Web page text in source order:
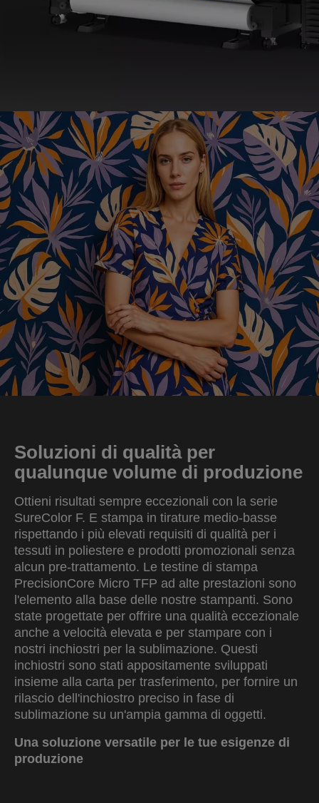
Soluzioni di qualità per
qualunque volume di produzione
Ottieni risultati sempre eccezionali con la serie
SureColor F. E stampa in tirature medio-basse
rispettando i più elevati requisiti di qualità per i
tessuti in poliestere e prodotti promozionali senza
alcun pre-trattamento. Le testine di stampa
PrecisionCore Micro TFP ad alte prestazioni sono
l'elemento alla base delle nostre stampanti. Sono
state progettate per offrire una qualità eccezionale
anche a velocità elevata e per stampare con i
nostri inchiostri per la sublimazione. Questi
inchiostri sono stati appositamente sviluppati
insieme alla carta per trasferimento, per fornire un
rilascio dell'inchiostro preciso in fase di
sublimazione su un'ampia gamma di oggetti.
Una soluzione versatile per le tue esigenze di
produzione